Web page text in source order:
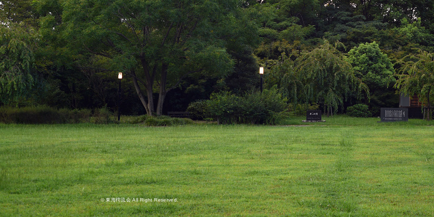
© 東海樗流会 All Right Reserved.